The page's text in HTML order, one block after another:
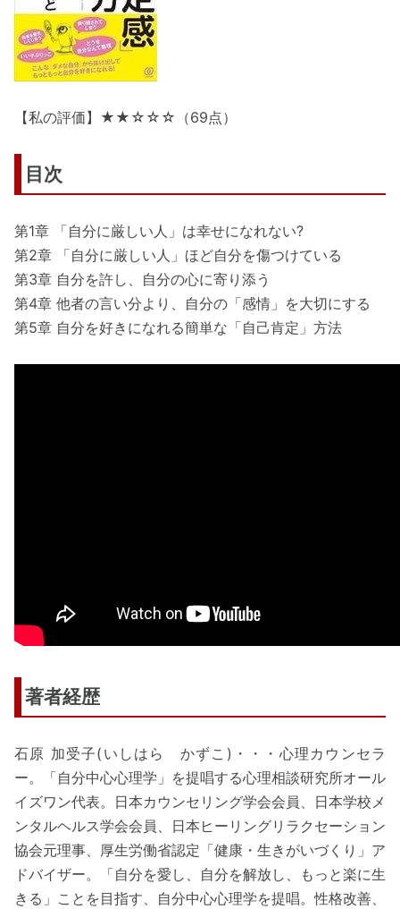
【私の評価】★★☆☆☆（69点）
目次
第1章 「自分に厳しい人」は幸せになれない?
第2章 「自分に厳しい人」ほど自分を傷つけている
第3章 自分を許し、自分の心に寄り添う
第4章 他者の言い分より、自分の「感情」を大切にする
第5章 自分を好きになれる簡単な「自己肯定」方法
著者経歴
石原 加受子(いしはら かずこ)・・・心理カウンセラ
ー。「自分中心心理学」を提唱する心理相談研究所オール
イズワン代表。日本カウンセリング学会会員、日本学校メ
ンタルヘルス学会会員、日本ヒーリングリラクセーション
協会元理事、厚生労働省認定「健康・生きがいづくり」ア
ドバイザー。「自分を愛し、自分を解放し、もっと楽に生
きる」ことを目指す、自分中心心理学を提唱。性格改善、